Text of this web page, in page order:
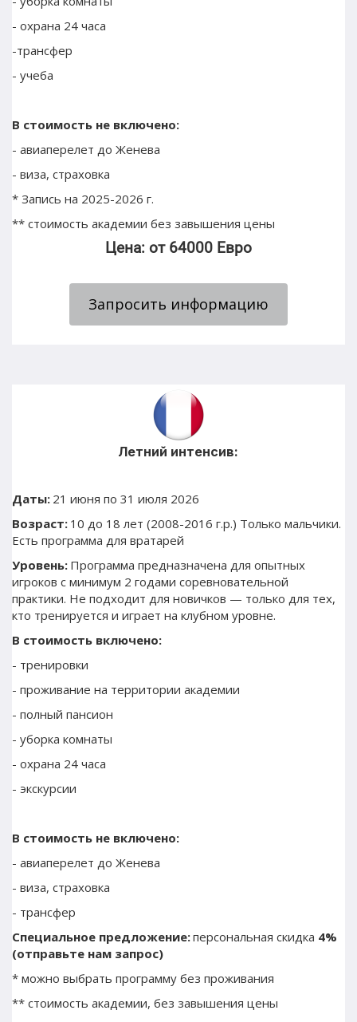
- охрана 24 часа
-трансфер
- учеба
В стоимость не включено:
- авиаперелет до Женева
- виза, страховка
* Запись на 2025-2026 г.
** стоимость академии без завышения цены
Цена: от 64000 Евро
Запросить информацию
Летний интенсив:
Даты: 21 июня по 31 июля 2026
Возраст: 10 до 18 лет (2008-2016 г.р.) Только мальчики.
Есть программа для вратарей
Уровень: Программа предназначена для опытных
игроков с минимум 2 годами соревновательной
практики. Не подходит для новичков — только для тех,
кто тренируется и играет на клубном уровне.
В стоимость включено:
- тренировки
- проживание на территории академии
- полный пансион
- уборка комнаты
- охрана 24 часа
- экскурсии
В стоимость не включено:
- авиаперелет до Женева
- виза, страховка
- трансфер
Специальное предложение: персональная скидка 4%
(отправьте нам запрос)
* можно выбрать программу без проживания
** стоимость академии, без завышения цены